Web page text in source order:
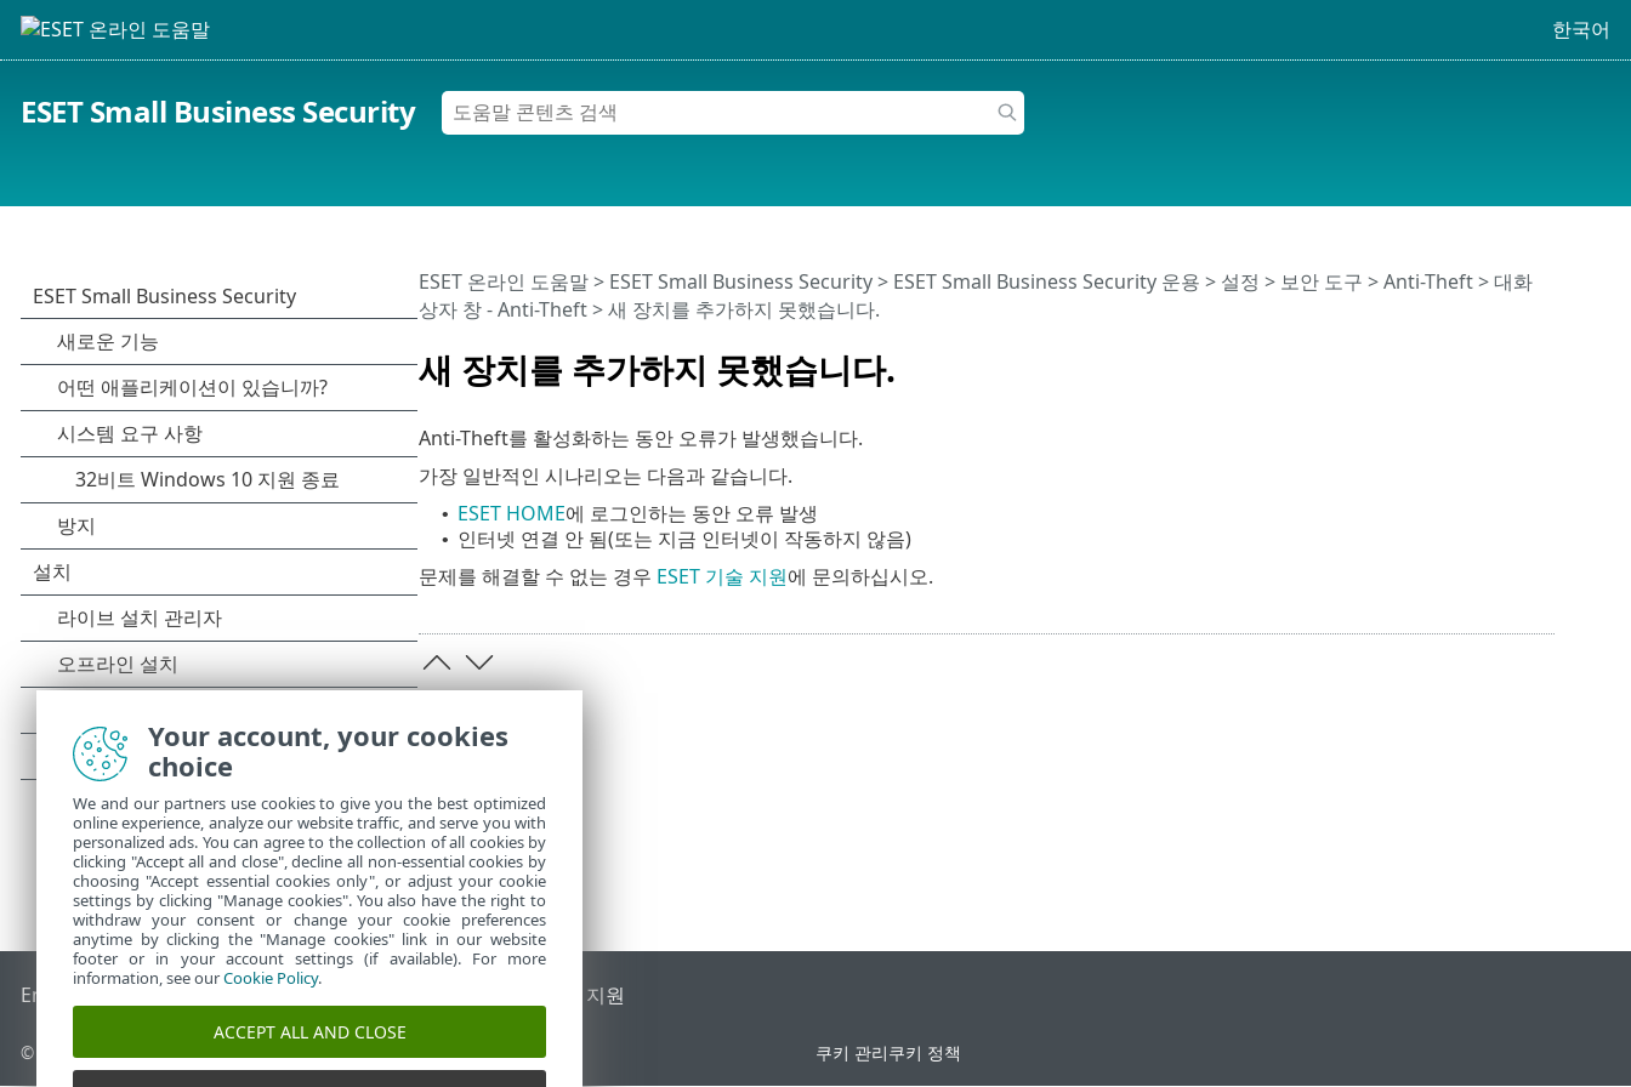
한국어
ESET Small Business Security
새 장치를 추가하지 못했습니다.
ESET 온라인 도움말> ESET Small Business Security> ESET Small Business Security 운용 > 설정 > 보안 도구 >Anti-Theft> 대화
상자 창 - Anti-Theft > 새 장치를 추가하지 못했습니다.
Anti-Theft를 활성화하는 동안 오류가 발생했습니다.
가장 일반적인 시나리오는 다음과 같습니다.
• ESET HOME에 로그인하는 동안 오류 발생
• 인터넷 연결 안 됨(또는 지금 인터넷이 작동하지 않음)
문제를 해결할 수 없는 경우 ESET 기술 지원에 문의하십시오.
End of Life ESET 지식 베이스 ESET 포럼 국가별 지원
© 1992 - 2026 ESET, spol. s r.o. - All rights reserved. 쿠키 관리쿠키 정책
Your account, your cookies
choice
We and our partners use cookies to give you the best optimized
online experience, analyze our website traffic, and serve you with
personalized ads. You can agree to the collection of all cookies by
clicking "Accept all and close", decline all non-essential cookies by
choosing "Accept essential cookies only", or adjust your cookie
settings by clicking "Manage cookies". You also have the right to
withdraw your consent or change your cookie preferences
anytime by clicking the "Manage cookies" link in our website
footer or in your account settings (if available). For more
information, see ourCookie Policy.
ACCEPT ALL AND CLOSE